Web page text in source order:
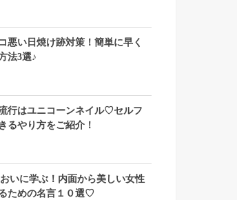
悪い日焼け跡対策！簡単に早く
法3選♪
行はユニコーンネイル♡セルフ
るやり方をご紹介！
いに学ぶ！内面から美しい女性
ための名言１０選♡